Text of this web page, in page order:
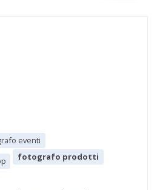
eventi
fotografo prodotti